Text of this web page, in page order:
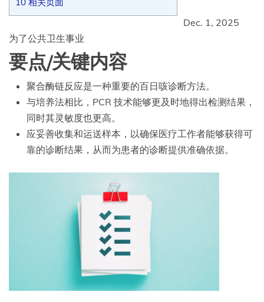
10 相关页面
Dec. 1, 2025
为了公共卫生事业
要点/关键内容
聚合酶链反应是一种重要的百日咳诊断方法。
与培养法相比，PCR 技术能够更及时地得出检测结果，
同时其灵敏度也更高。
应妥善收集和运送样本，以确保医疗工作者能够获得可
靠的诊断结果，从而为患者的诊断提供准确依据。